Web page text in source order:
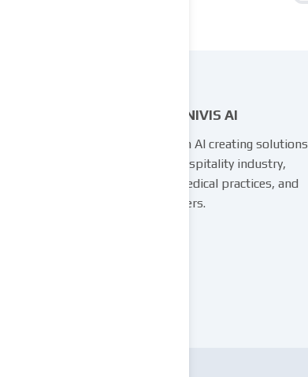
COGNIVIS AI
Experts in AI creating solutions
for the hospitality industry,
private medical practices, and
many others.